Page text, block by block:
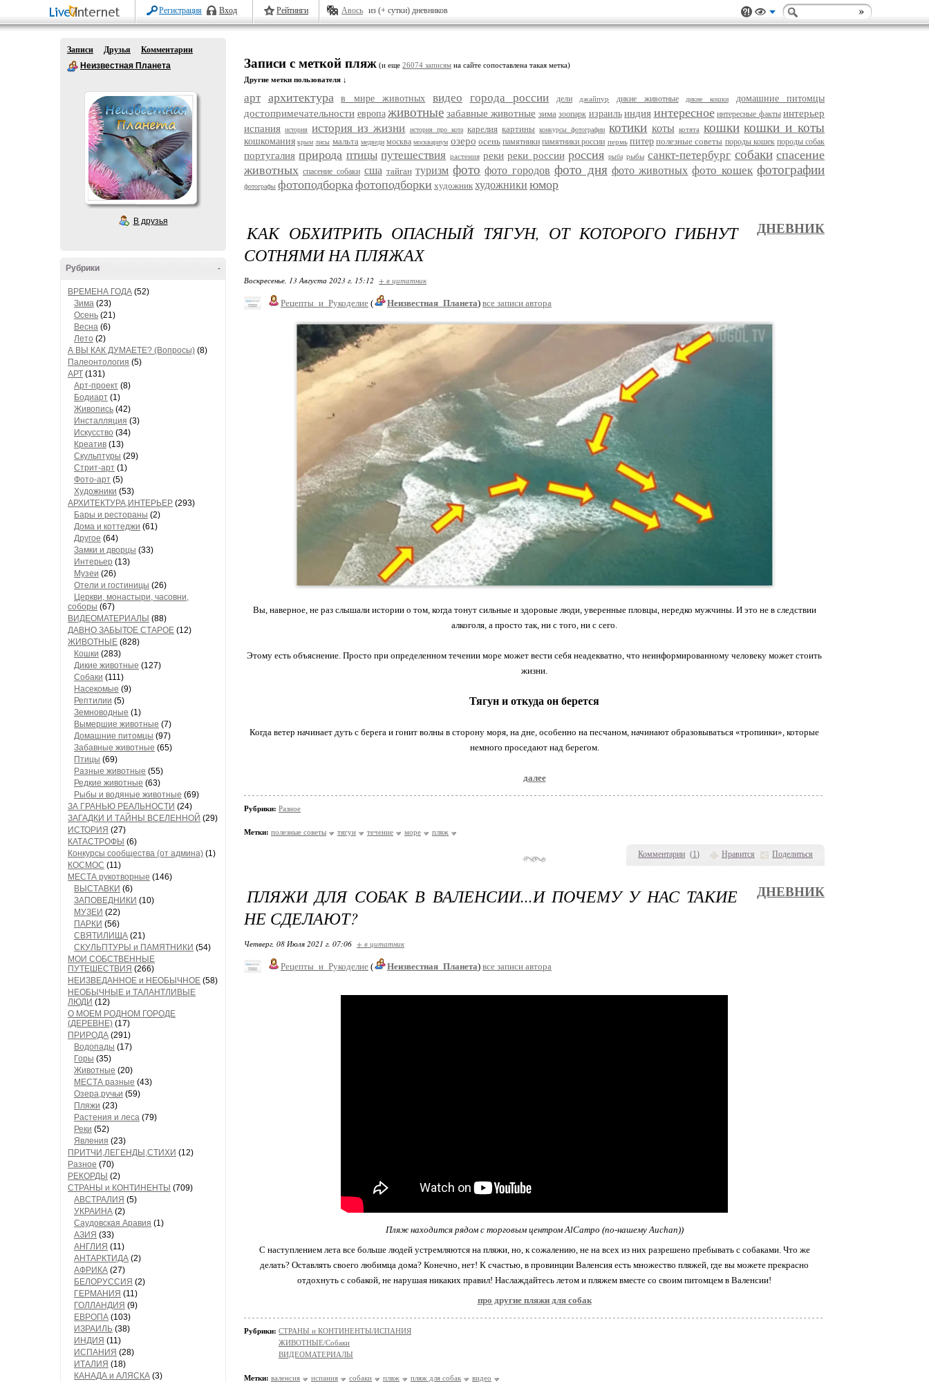
Регистрация Вход Рейтинги Авось из (+ сутки) дневников
Записи Друзья
Комментарии
Неизвестная Планета
В друзья
-
Рубрики
ВРЕМЕНА ГОДА (52)
Зима (23)
Осень (21)
Весна (6)
Лето (2)
А ВЫ КАК ДУМАЕТЕ? (Вопросы) (8)
Палеонтология (5)
АРТ (131)
Арт-проект (8)
Бодиарт (1)
Живопись (42)
Инсталляция (3)
Искусство (34)
Креатив (13)
Скульптуры (29)
Стрит-арт (1)
Фото-арт (5)
Художники (53)
АРХИТЕКТУРА,ИНТЕРЬЕР (293)
Бары и рестораны (2)
Дома и коттеджи (61)
Другое (64)
Замки и дворцы (33)
Интерьер (13)
Музеи (26)
Отели и гостиницы (26)
Церкви, монастыри, часовни,
соборы (67)
ВИДЕОМАТЕРИАЛЫ (88)
ДАВНО ЗАБЫТОЕ СТАРОЕ (12)
ЖИВОТНЫЕ (828)
Кошки (283)
Дикие животные (127)
Собаки (111)
Насекомые (9)
Рептилии (5)
Земноводные (1)
Вымершие животные (7)
Домашние питомцы (97)
Забавные животные (65)
Птицы (69)
Разные животные (55)
Редкие животные (63)
Рыбы и водяные животные (69)
ЗА ГРАНЬЮ РЕАЛЬНОСТИ (24)
ЗАГАДКИ И ТАЙНЫ ВСЕЛЕННОЙ (29)
ИСТОРИЯ (27)
КАТАСТРОФЫ (6)
Конкурсы сообщества (от админа) (1)
КОСМОС (11)
МЕСТА рукотворные (146)
ВЫСТАВКИ (6)
ЗАПОВЕДНИКИ (10)
МУЗЕИ (22)
ПАРКИ (56)
СВЯТИЛИЩА (21)
СКУЛЬПТУРЫ и ПАМЯТНИКИ (54)
МОИ СОБСТВЕННЫЕ
ПУТЕШЕСТВИЯ (266)
НЕИЗВЕДАННОЕ и НЕОБЫЧНОЕ (58)
НЕОБЫЧНЫЕ и ТАЛАНТЛИВЫЕ
ЛЮДИ (12)
О МОЕМ РОДНОМ ГОРОДЕ
(ДЕРЕВНЕ) (17)
ПРИРОДА (291)
Водопады (17)
Горы (35)
Животные (20)
МЕСТА разные (43)
Озера,ручьи (59)
Пляжи (23)
Растения и леса (79)
Реки (52)
Явления (23)
ПРИТЧИ,ЛЕГЕНДЫ,СТИХИ (12)
Разное (70)
РЕКОРДЫ (2)
СТРАНЫ и КОНТИНЕНТЫ (709)
АВСТРАЛИЯ (5)
УКРАИНА (2)
Саудовская Аравия (1)
АЗИЯ (33)
АНГЛИЯ (11)
АНТАРКТИДА (2)
АФРИКА (27)
БЕЛОРУССИЯ (2)
ГЕРМАНИЯ (11)
ГОЛЛАНДИЯ (9)
ЕВРОПА (103)
ИЗРАИЛЬ (38)
ИНДИЯ (11)
ИСПАНИЯ (28)
ИТАЛИЯ (18)
КАНАДА и АЛЯСКА (3)
Записи с меткой пляж (и еще 26074 записям на сайте сопоставлена такая метка)
Другие метки пользователя ↓
арт архитектура в мире животных видео города россии дели джайпур дикие животные дикие кошки домашние питомцы
достопримечательности европа животные забавные животные зима зоопарк израиль индия интересное интересные факты интерьер
испания история история из жизни история про кота карелия картины конкурсы фотографии котики коты котята кошки кошки и коты
кошкомания крым лисы мальта медведи москва москвариум озеро осень памятники памятники россии пермь питер полезные советы породы кошек породы собак
португалия природа птицы путешествия растения реки реки россии россия рыба рыбы санкт-петербург собаки спасение
животных спасение собаки сша тайган туризм фото фото городов фото дня фото животных фото кошек фотографии
фотографы фотоподборкафотоподборки художник художники юмор
Комментарии (1) Нравится Поделиться
КАК ОБХИТРИТЬ ОПАСНЫЙ ТЯГУН, ОТ КОТОРОГО ГИБНУТ
СОТНЯМИ НА ПЛЯЖАХ
ДНЕВНИК
Воскресенье, 13 Августа 2023 г. 15:12 + в цитатник
Рецепты_и_Рукоделие ( Неизвестная_Планета) все записи автора
Вы, наверное, не раз слышали истории о том, когда тонут сильные и здоровые люди, уверенные пловцы, нередко мужчины. И это не в следствии
алкоголя, а просто так, ни с того, ни с сего.
Этому есть объяснение. Просто при определенном течении море может вести себя неадекватно, что неинформированному человеку может стоить
жизни.
Тягун и откуда он берется
Когда ветер начинает дуть с берега и гонит волны в сторону моря, на дне, особенно на песчаном, начинают образовываться «тропинки», которые
немного проседают над берегом.
далее
Рубрики: Разное
Метки: полезные советы тягун течение море пляж
ПЛЯЖИ ДЛЯ СОБАК В ВАЛЕНСИИ...И ПОЧЕМУ У НАС ТАКИЕ
НЕ СДЕЛАЮТ?
ДНЕВНИК
Четверг, 08 Июля 2021 г. 07:06 + в цитатник
Рецепты_и_Рукоделие ( Неизвестная_Планета) все записи автора
Пляж находится рядом с торговым центром AlCampo (по-нашему Auchan))
С наступлением лета все больше людей устремляются на пляжи, но, к сожалению, не на всех из них разрешено пребывать с собаками. Что же
делать? Оставлять своего любимца дома? Конечно, нет! К счастью, в провинции Валенсия есть множество пляжей, где вы можете прекрасно
отдохнуть с собакой, не нарушая никаких правил! Наслаждайтесь летом и пляжем вместе со своим питомцем в Валенсии!
про другие пляжи для собак
Рубрики: СТРАНЫ и КОНТИНЕНТЫ/ИСПАНИЯ
ЖИВОТНЫЕ/Собаки
ВИДЕОМАТЕРИАЛЫ
Метки: валенсия испания собаки пляж пляж для собак видео